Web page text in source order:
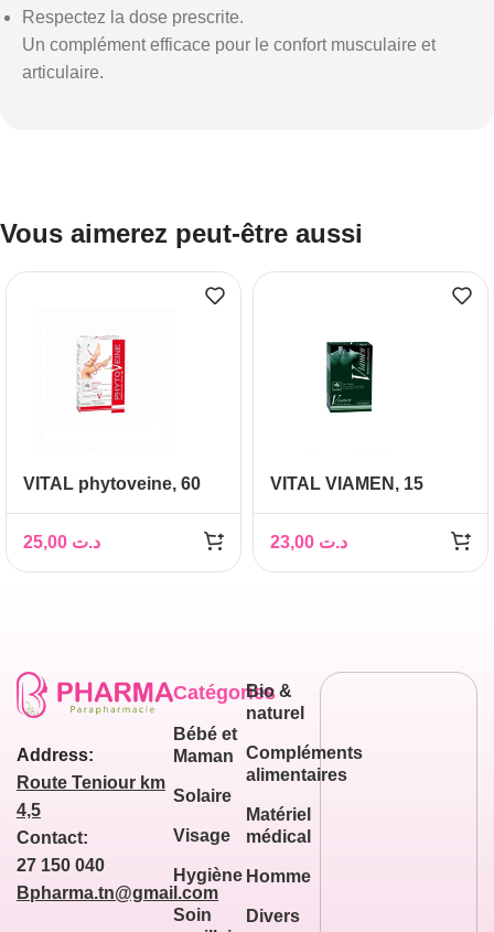
Respectez la dose prescrite.
Un complément efficace pour le confort musculaire et
articulaire.
Vous aimerez peut-être aussi
VITAL phytoveine, 60
د.ت
VITAL VIAMEN, 15
د.ت
Address:
Route Teniour km
4,5
Contact:
27 150 040
Bpharma.tn@gmail.com
Catégories
Bébé et
Maman
Solaire
Visage
Hygiène
Soin
Bio &
naturel
Compléments
alimentaires
Matériel
médical
Homme
Divers